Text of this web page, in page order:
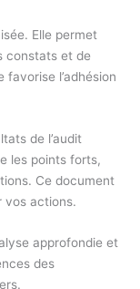
Elle permet
constats et de
l’adhésion
de l’audit
les points forts,
Ce document
vos actions.
approfondie et
des